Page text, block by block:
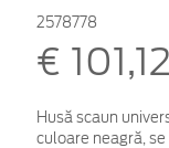
2578778
€ 101,12
Husă scaun
culoare neagră,